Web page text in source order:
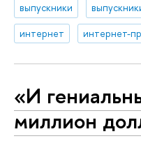
выпускники
интернет
интернет-
«И
миллион